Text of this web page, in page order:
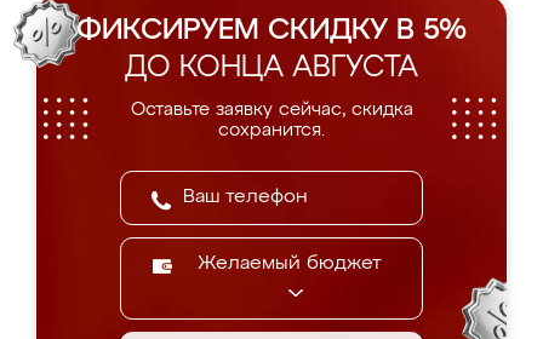
ФИКСИРУЕМ СКИДКУ В 5%
ДО КОНЦА АВГУСТА
Оставьте заявку сейчас, скидка
сохранится.
Желаемый бюджет